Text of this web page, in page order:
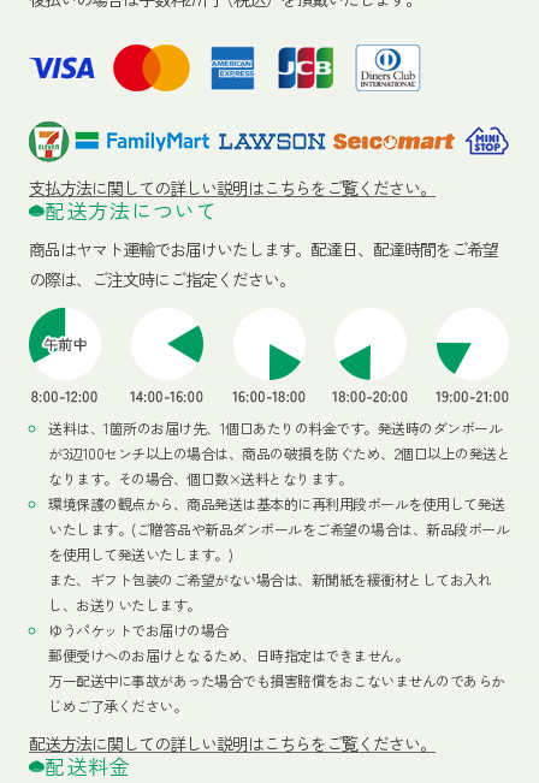
支払方法に関しての詳しい説明はこちらをご覧ください。
配送方法について
商品はヤマト運輸でお届けいたします。 配達日、配達時間をご希望
の際は、ご注文時にご指定ください。
送料は、1箇所のお届け先、1個口あたりの料金です。発送時のダンボール
が3辺100センチ以上の場合は、商品の破損を防ぐため、2個口以上の発送と
なります。その場合、個口数×送料となります。
環境保護の観点から、商品発送は基本的に再利用段ボールを使用して発送
いたします。(ご贈答品や新品ダンボールをご希望の場合は、新品段ボール
を使用して発送いたします。)
また、ギフト包装のご希望がない場合は、新聞紙を緩衝材としてお入れ
し、お送りいたします。
ゆうパケットでお届けの場合
郵便受けへのお届けとなるため、日時指定はできません。
万一配送中に事故があった場合でも損害賠償をおこないませんのであらか
じめご了承ください。
配送方法に関しての詳しい説明はこちらをご覧ください。
配送料金